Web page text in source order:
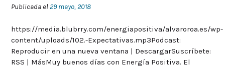
Publicada el29 mayo, 2018
https://media.blubrry.com/energiapositiva/alvaroroa.es/wp-
content/uploads/102.-Expectativas.mp3Podcast:
Reproducir en una nueva ventana | DescargarSuscríbete:
RSS | MásMuy buenos días con Energía Positiva. El